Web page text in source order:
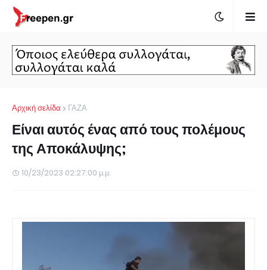
Αρχική σελίδα ΓΑΖΑ
Είναι αυτός ένας από τους πολέμους
της Αποκάλυψης;
10/23/2023 02:27:00 μ.μ.